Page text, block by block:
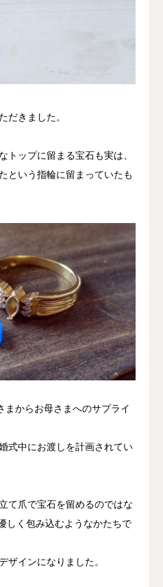
だきました。
トップに留まる宝石も実は、
という指輪に留まっていたも
まからお母さまへのサプライ
式中にお渡しを計画されてい
て爪で宝石を留めるのではな
しく包み込むようなかたちで
ザインになりました。